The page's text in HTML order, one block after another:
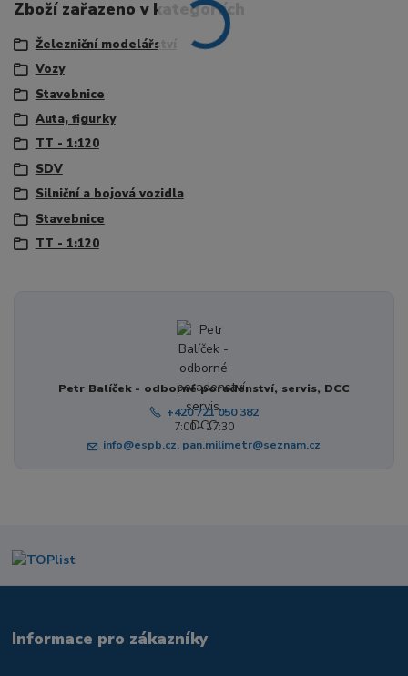
Zboží zařazeno v kategoriích
Železniční modelářství
Vozy
Stavebnice
Auta, figurky
TT - 1:120
SDV
Silniční a bojová vozidla
Stavebnice
TT - 1:120
Petr Balíček - odborné poradenství, servis, DCC
+420 721 050 382
7:00 - 17:30
info@espb.cz, pan.milimetr@seznam.cz
Informace pro zákazníky